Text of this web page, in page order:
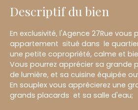
Descriptif du bien
En exclusivité, l'Agence 27Rue vous
appartement situé dans le
une petite copropriété, calme et
Vous pourrez apprécier sa grande
de lumière, et sa cuisine équipée
En souplex vous apprécierez une
grands placards et sa salle d'eau;